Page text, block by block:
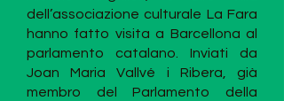
dell’associazione culturale La Fara
hanno fatto visita a Barcellona al
parlamento catalano. Inviati da
Joan Maria Vallvé i Ribera, già
membro del Parlamento della